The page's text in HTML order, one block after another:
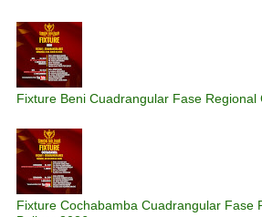
Fixture Beni Cuadrangular Fase
Fixture Cochabamba Cuadrangular Fase